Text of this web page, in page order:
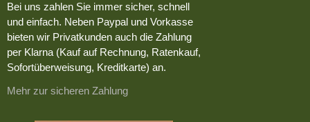
Bei uns zahlen Sie immer sicher, schnell
und einfach. Neben Paypal und Vorkasse
bieten wir Privatkunden auch die Zahlung
per Klarna (Kauf auf Rechnung, Ratenkauf,
Sofortüberweisung, Kreditkarte) an.
Mehr zur sicheren Zahlung